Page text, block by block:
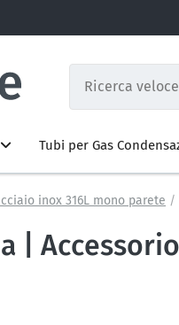
Tubi per Gas
inox 316L mono parete
| Accessorio